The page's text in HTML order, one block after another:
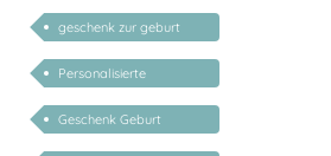
mädchen
geschenk zur geburt
junge
Personalisierte
Geschenke zur Geburt
Geschenk Geburt
personalisiert Mädchen